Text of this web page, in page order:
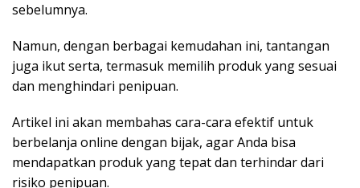
sebelumnya.
Namun, dengan berbagai kemudahan ini, tantangan
juga ikut serta, termasuk memilih produk yang sesuai
dan menghindari penipuan.
Artikel ini akan membahas cara-cara efektif untuk
berbelanja online dengan bijak, agar Anda bisa
mendapatkan produk yang tepat dan terhindar dari
risiko penipuan.